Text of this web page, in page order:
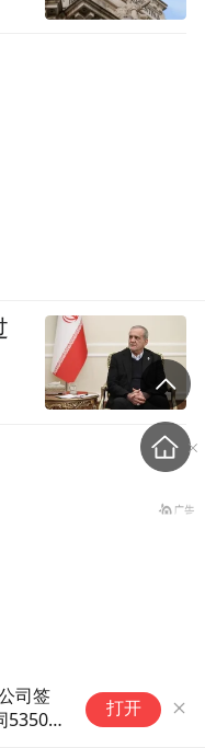
原料
打开